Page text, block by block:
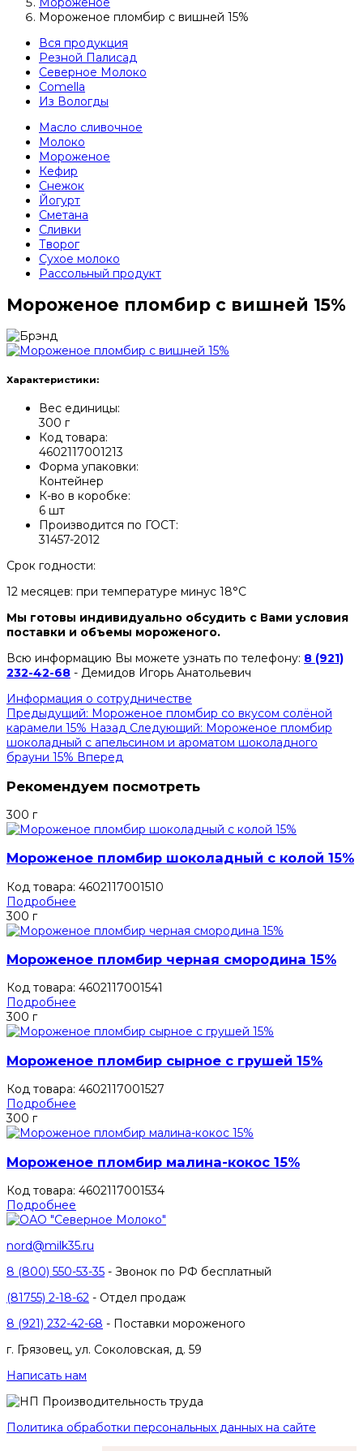
Мороженое пломбир с вишней 15%
Вся продукция
Резной Палисад
Северное Молоко
Comеlla
Из Вологды
Масло сливочное
Молоко
Мороженое
Кефир
Снежок
Йогурт
Сметана
Сливки
Творог
Сухое молоко
Рассольный продукт
Мороженое пломбир с вишней 15%
Характеристики:
Вес единицы:
300 г
Код товара:
4602117001213
Форма упаковки:
Контейнер
К-во в коробке:
6 шт
Производится по ГОСТ:
31457-2012
Срок годности:
12 месяцев: при температуре минус 18°С
Мы готовы индивидуально обсудить с Вами условия
поставки и объемы мороженого.
Всю информацию Вы можете узнать по телефону: 8 (921)
232-42-68 - Демидов Игорь Анатольевич
Информация о сотрудничестве
Предыдущий: Мороженое пломбир со вкусом солёной
карамели 15% Назад Следующий: Мороженое пломбир
шоколадный с апельсином и ароматом шоколадного
брауни 15% Вперед
Рекомендуем посмотреть
300 г
Мороженое пломбир шоколадный с колой 15%
Код товара: 4602117001510
Подробнее
300 г
Мороженое пломбир черная смородина 15%
Код товара: 4602117001541
Подробнее
300 г
Мороженое пломбир сырное с грушей 15%
Код товара: 4602117001527
Подробнее
300 г
Мороженое пломбир малина-кокос 15%
Код товара: 4602117001534
Подробнее
nord@milk35.ru
8 (800) 550-53-35 - Звонок по РФ бесплатный
(81755) 2-18-62 - Отдел продаж
8 (921) 232-42-68 - Поставки мороженого
г. Грязовец, ул. Соколовская, д. 59
Написать нам
Политика обработки персональных данных на сайте